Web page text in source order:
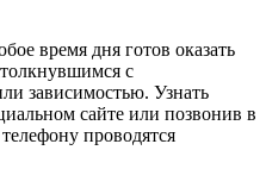
время дня готов оказать
с
зависимостью. Узнать
сайте или позвонив в
проводятся